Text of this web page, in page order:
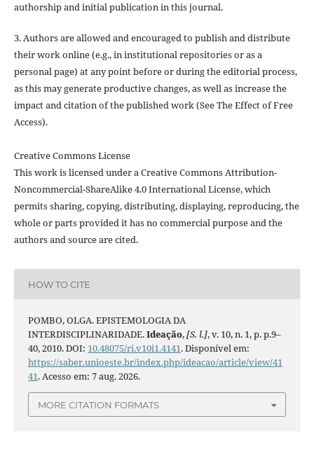
authorship and initial publication in this journal.
3. Authors are allowed and encouraged to publish and distribute
their work online (e.g., in institutional repositories or as a
personal page) at any point before or during the editorial process,
as this may generate productive changes, as well as increase the
impact and citation of the published work (See The Effect of Free
Access).
Creative Commons License
This work is licensed under a Creative Commons Attribution-
Noncommercial-ShareAlike 4.0 International License, which
permits sharing, copying, distributing, displaying, reproducing, the
whole or parts provided it has no commercial purpose and the
authors and source are cited.
HOW TO CITE
POMBO, OLGA. EPISTEMOLOGIA DA
INTERDISCIPLINARIDADE.Ideação,[S. l.], v. 10, n. 1, p. p.9–
40, 2010. DOI: 10.48075/ri.v10i1.4141. Disponível em:
https://saber.unioeste.br/index.php/ideacao/article/view/41
41. Acesso em: 7 aug. 2026.
MORE CITATION FORMATS